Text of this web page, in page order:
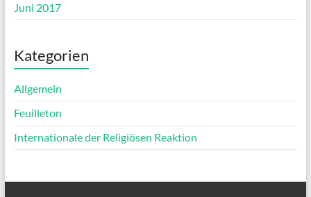
Juni 2017
Kategorien
Allgemein
Feuilleton
Internationale der Religiösen Reaktion